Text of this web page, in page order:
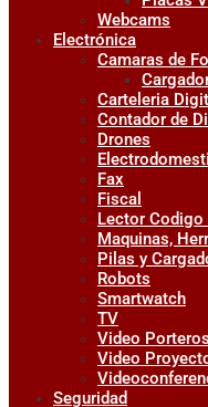
Webcams
Electrónica
Camaras de
Carteleria
Contador de
Drones
Fax
Fiscal
Lector Codigo
Maquinas,
Pilas y
Robots
Smartwatch
TV
Video Porteros
Video
Seguridad